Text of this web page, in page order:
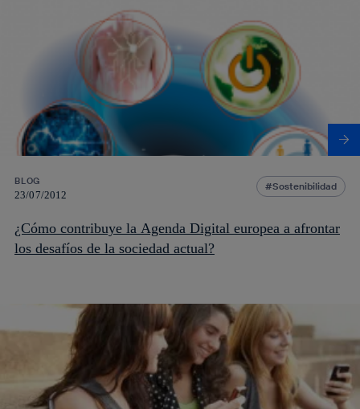
BLOG
23/07/2012
Sostenibilidad
¿Cómo contribuye la Agenda Digital europea a afrontar
los desafíos de la sociedad actual?